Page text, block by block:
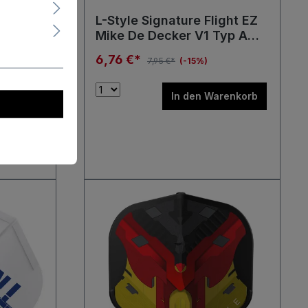
L-Style Signature Flight EZ
Mike De Decker V1 Typ A
6,76 €* 7,95 €* (-15%)
In den Warenkorb